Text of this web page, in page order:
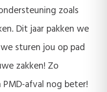
zoals
Dit jaar pakken we
sturen jou op pad
zakken! Zo
afval nog beter!